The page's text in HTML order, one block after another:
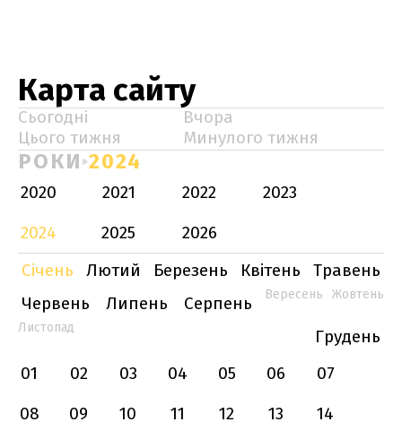
Карта сайту
Сьогодні
Вчора
Цього тижня
Минулого тижня
РОКИ 2024
2020 2021 2022
2023
2024
2025
2026
Січень
Лютий Березень Квітень
Травень
Червень
Липень Серпень Вересень Жовтень
Листопад
Грудень
01
02 03 04 05 06
07
08
09 10 11 12 13
14